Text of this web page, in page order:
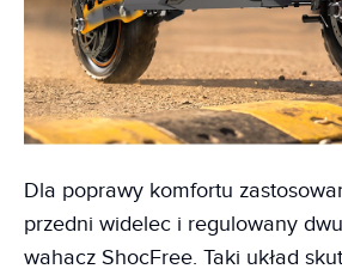
Dla poprawy komfortu
przedni widelec i regulowany
wahacz ShocFree. Taki układ